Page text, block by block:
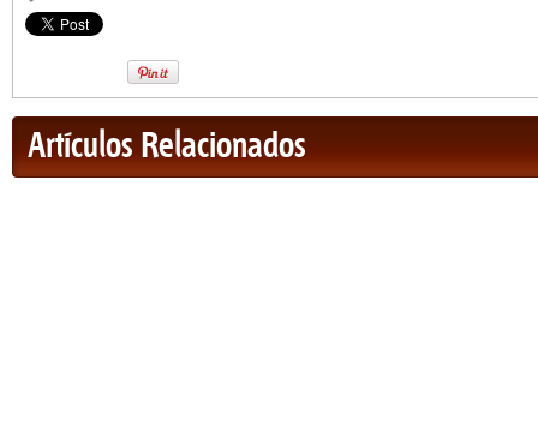
Artículos Relacionados